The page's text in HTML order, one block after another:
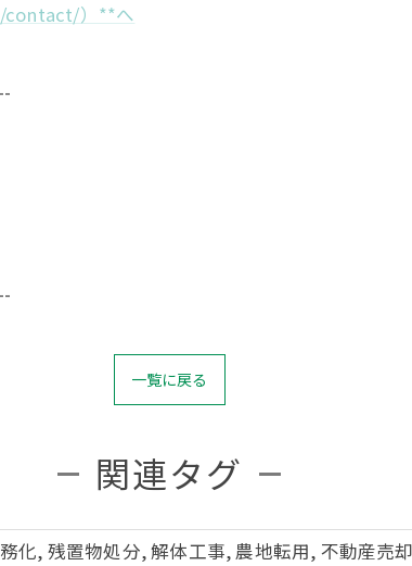
）**へ
一覧に戻る
関連タグ
化, 残置物処分, 解体工事, 農地転用, 不動産売